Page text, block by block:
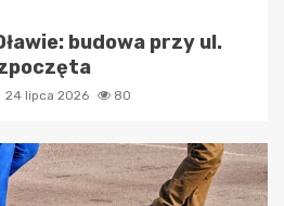
budowa przy ul.
24 lipca 2026 80